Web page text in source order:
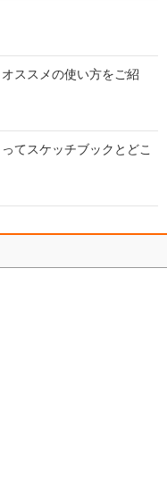
ススメの使い方をご紹
てスケッチブックとどこ